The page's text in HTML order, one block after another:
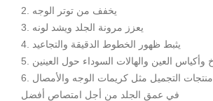
2. يخفف من توتر الوجه
3. يعزز مرونة الجلد ويشد لونه
4. يثبط ظهور الخطوط الدقيقة والتجاعيد
وأكياس العين والهالات السوداء حول العينين
6. يساعد على اختراق منتجات التجميل مثل كريمات الوجه والأمصال
في عمق الجلد من أجل امتصاص أفضل